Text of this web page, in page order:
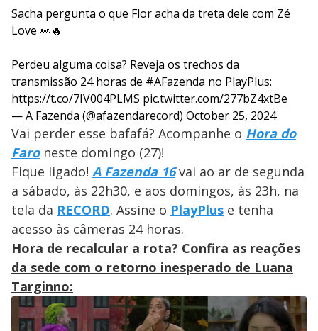
Sacha pergunta o que Flor acha da treta dele com Zé
Love 👀🔥
Perdeu alguma coisa? Reveja os trechos da
transmissão 24 horas de #AFazenda no PlayPlus:
https://t.co/7IV004PLMS pic.twitter.com/277bZ4xtBe
— A Fazenda (@afazendarecord) October 25, 2024
Vai perder esse bafafá? Acompanhe o Hora do
Faroneste domingo (27)!
Fique ligado! A Fazenda 16 vai ao ar de segunda
a sábado, às 22h30, e aos domingos, às 23h, na
tela da RECORD. Assine o PlayPlus e tenha
acesso às câmeras 24 horas.
Hora de recalcular a rota? Confira as reações
da sede com o retorno inesperado de Luana
Targinno: